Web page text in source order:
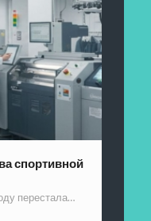
спортивной
перестала…